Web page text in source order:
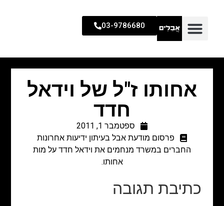
03-9786680
אחותו ז"ל של וידאל
חדד
ספטמבר 1, 2011
פרסום מודעת אבל בעיתון ידיעות אחרונות
החברים במשרד מנחמים את וידאל חדד על מות
אחותו.
כתיבת תגובה